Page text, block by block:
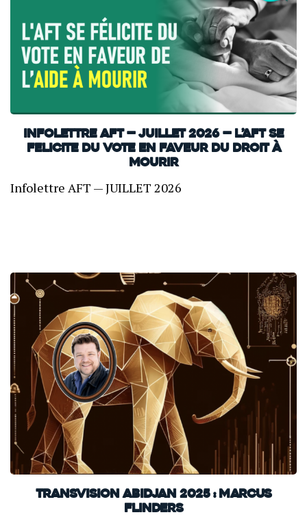
INFOLETTRE AFT — JUILLET 2026 — L’AFT SE
FELICITE DU VOTE EN FAVEUR DU DROIT À
MOURIR
Infolettre AFT — JUILLET 2026
TransVision Abidjan 2025 : Marcus
Flinders